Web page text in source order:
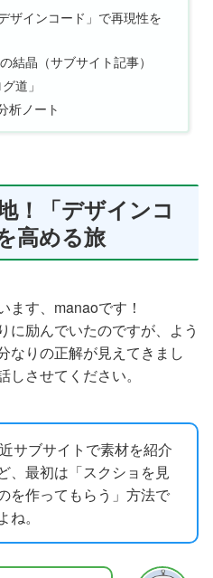
ザインコード」で再現性を
結晶（サブサイト記事）
道」
析ノート
！「デザインコ
高める旅
ます、manaoです！
に励んでいたのですが、よう
なりの正解が見えてきまし
させてください。
サブサイトで素材を紹介
、最初は「スクショを見
を作ってもらう」方法で
。